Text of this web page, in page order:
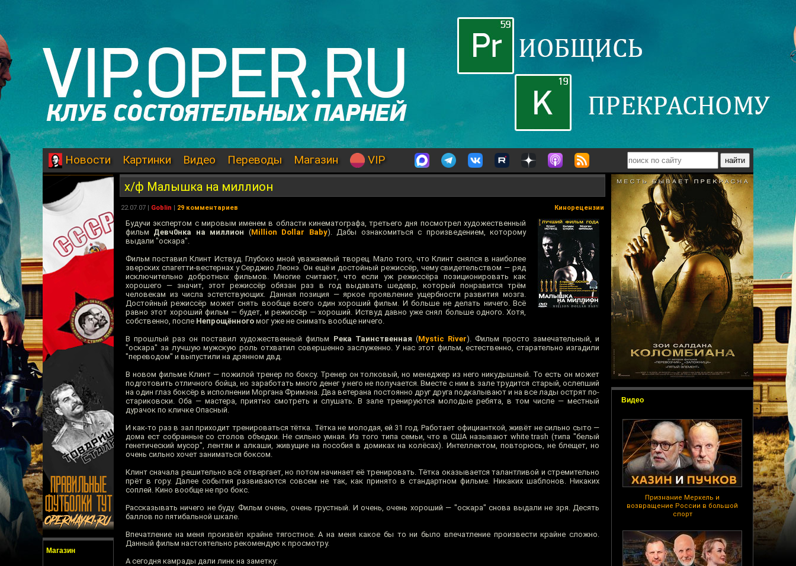
Новости Картинки Видео Переводы Магазин VIP
Магазин
Видео
Признание Меркель и
возвращение России в большой
спорт
х/ф Малышка на миллион
22.07.07 | Goblin | 29 комментариев Кинорецензии
Будучи экспертом с мировым именем в области кинематографа, третьего дня посмотрел художественный
фильм Девч0нка на миллион (Million Dollar Baby). Дабы ознакомиться с произведением, которому
выдали "оскара".
Фильм поставил Клинт Иствуд. Глубоко мной уважаемый творец. Мало того, что Клинт снялся в наиболее
зверских спагетти-вестернах у Серджио Леонэ. Он ещё и достойный режиссёр, чему свидетельством — ряд
исключительно добротных фильмов. Многие считают, что если уж режиссёра позиционировать как
хорошего — значит, этот режиссёр обязан раз в год выдавать шедевр, который понравится трём
человекам из числа эстетствующих. Данная позиция — яркое проявление ущербности развития мозга.
Достойный режиссёр может снять вообще всего один хороший фильм. И больше не делать ничего. Всё
равно этот хороший фильм — будет, и режиссёр — хороший. Иствуд давно уже снял больше одного. Хотя,
собственно, после Непрощённого мог уже не снимать вообще ничего.
В прошлый раз он поставил художественный фильм Река Таинственная (Mystic River). Фильм просто замечательный, и
"оскара" за лучшую мужскую роль отхватил совершенно заслуженно. У нас этот фильм, естественно, старательно изгадили
"переводом" и выпустили на дрянном двд.
В новом фильме Клинт — пожилой тренер по боксу. Тренер он толковый, но менеджер из него никудышный. То есть он может
подготовить отличного бойца, но заработать много денег у него не получается. Вместе с ним в зале трудится старый, ослепший
на один глаз боксёр в исполнении Моргана Фримэна. Два ветерана постоянно друг друга подкалывают и на все лады острят по-
стариковски. Оба — мастера, приятно смотреть и слушать. В зале тренируются молодые ребята, в том числе — местный
дурачок по кличке Опасный.
И как-то раз в зал приходит тренироваться тётка. Тётка не молодая, ей 31 год. Работает официанткой, живёт не сильно сыто —
дома ест собранные со столов объедки. Не сильно умная. Из того типа семьи, что в США называют white trash (типа "белый
генетический мусор", лентяи и алкаши, живущие на пособия в домиках на колёсах). Интеллектом, повторюсь, не блещет, но
очень сильно хочет заниматься боксом.
Клинт сначала решительно всё отвергает, но потом начинает её тренировать. Тётка оказывается талантливой и стремительно
прёт в гору. Далее события развиваются совсем не так, как принято в стандартном фильме. Никаких шаблонов. Никаких
соплей. Кино вообще не про бокс.
Рассказывать ничего не буду. Фильм очень, очень грустный. И очень, очень хороший — "оскара" снова выдали не зря. Десять
баллов по пятибальной шкале.
Впечатление на меня произвёл крайне тягостное. А на меня какое бы то ни было впечатление произвести крайне сложно.
Данный фильм настоятельно рекомендую к просмотру.
А сегодня камрады дали линк на заметку: